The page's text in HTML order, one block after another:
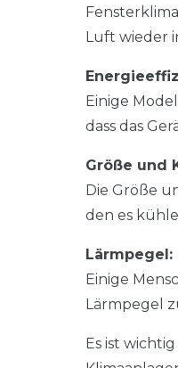
Luft wieder
Einige
dass das
Größe und
Die Größe
den es
Lärmpegel:
Einige
Lärmpegel
Es ist